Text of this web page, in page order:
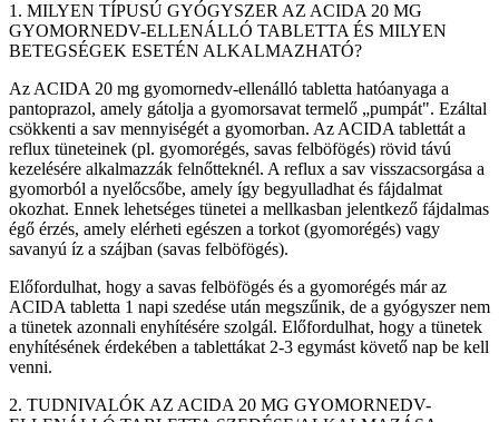
1. MILYEN TÍPUSÚ GYÓGYSZER AZ ACIDA 20 MG
GYOMORNEDV-ELLENÁLLÓ TABLETTA ÉS MILYEN
BETEGSÉGEK ESETÉN ALKALMAZHATÓ?
Az ACIDA 20 mg gyomornedv-ellenálló tabletta hatóanyaga a
pantoprazol, amely gátolja a gyomorsavat termelő „pumpát". Ezáltal
csökkenti a sav mennyiségét a gyomorban. Az ACIDA tablettát a
reflux tüneteinek (pl. gyomorégés, savas felböfögés) rövid távú
kezelésére alkalmazzák felnőtteknél. A reflux a sav visszacsorgása a
gyomorból a nyelőcsőbe, amely így begyulladhat és fájdalmat
okozhat. Ennek lehetséges tünetei a mellkasban jelentkező fájdalmas
égő érzés, amely elérheti egészen a torkot (gyomorégés) vagy
savanyú íz a szájban (savas felböfögés).
Előfordulhat, hogy a savas felböfögés és a gyomorégés már az
ACIDA tabletta 1 napi szedése után megszűnik, de a gyógyszer nem
a tünetek azonnali enyhítésére szolgál. Előfordulhat, hogy a tünetek
enyhítésének érdekében a tablettákat 2-3 egymást követő nap be kell
venni.
2. TUDNIVALÓK AZ ACIDA 20 MG GYOMORNEDV-